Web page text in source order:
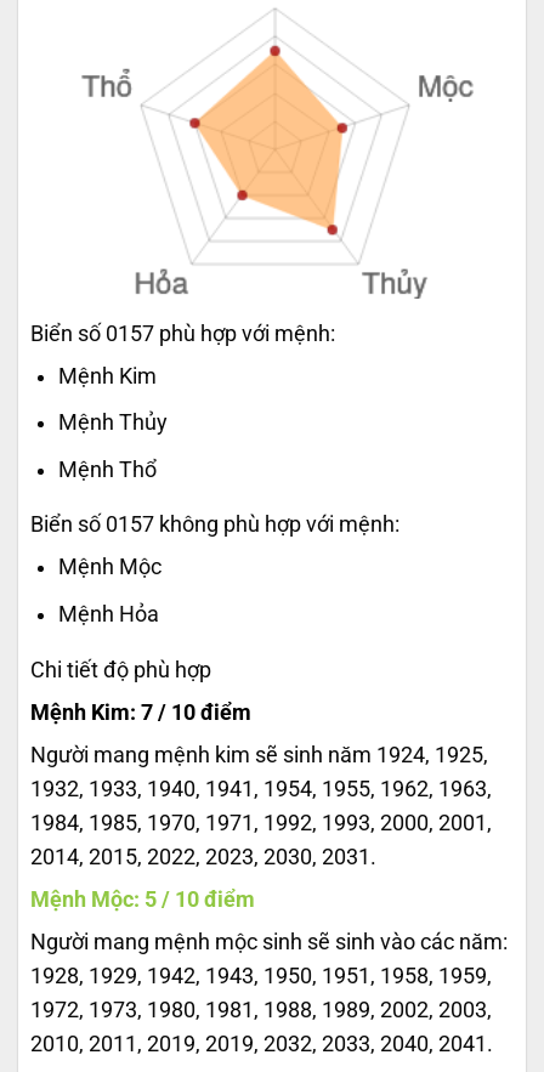
Biển số 0157 phù hợp với mệnh:
Mệnh Kim
Mệnh Thủy
Mệnh Thổ
Biển số 0157 không phù hợp với mệnh:
Mệnh Mộc
Mệnh Hỏa
Chi tiết độ phù hợp
Mệnh Kim: 7 / 10 điểm
Người mang mệnh kim sẽ sinh năm 1924, 1925,
1932, 1933, 1940, 1941, 1954, 1955, 1962, 1963,
1984, 1985, 1970, 1971, 1992, 1993, 2000, 2001,
2014, 2015, 2022, 2023, 2030, 2031.
Mệnh Mộc: 5 / 10 điểm
Người mang mệnh mộc sinh sẽ sinh vào các năm:
1928, 1929, 1942, 1943, 1950, 1951, 1958, 1959,
1972, 1973, 1980, 1981, 1988, 1989, 2002, 2003,
2010, 2011, 2019, 2019, 2032, 2033, 2040, 2041.